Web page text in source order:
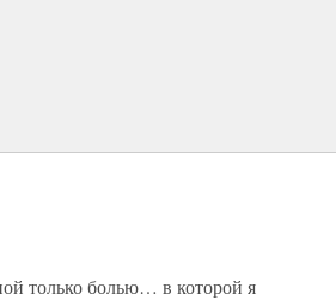
только болью… в которой я